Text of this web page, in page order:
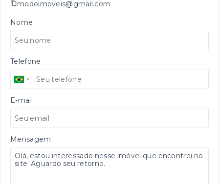
modoimoveis@gmail.com
Nome
Telefone
E-mail
Mensagem